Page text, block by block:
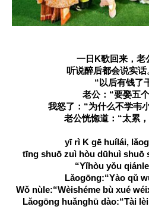
一日K歌回来，老
听说醉后都会说实话
“以后有钱了
老公：“要娶五
我怒了：“为什么不学韦
老公恍惚道：“太累
yī rì K gē huílái,
tīng shuō zuì hòu dūhuì shuō
“Yǐhòu yǒu
Lǎogōng:“Yào qǔ
Wǒ nùle:“Wèishéme bù xué
Lǎogōng huǎnghū dào:“Tài